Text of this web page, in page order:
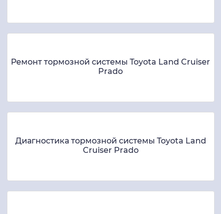
Ремонт тормозной системы Toyota Land Cruiser
Prado
Диагностика тормозной системы Toyota Land
Cruiser Prado